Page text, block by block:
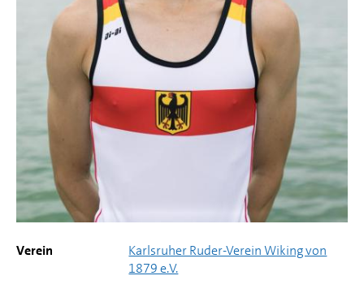
Verein
Karlsruher Ruder-Verein Wiking von
1879 e.V.